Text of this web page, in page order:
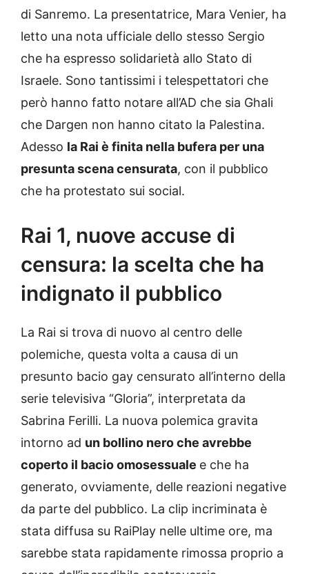
di Sanremo. La presentatrice, Mara Venier, ha
letto una nota ufficiale dello stesso Sergio
che ha espresso solidarietà allo Stato di
Israele. Sono tantissimi i telespettatori che
però hanno fatto notare all’AD che sia Ghali
che Dargen non hanno citato la Palestina.
Adesso la Rai è finita nella bufera per una
presunta scena censurata, con il pubblico
che ha protestato sui social.
Rai 1, nuove accuse di
censura: la scelta che ha
indignato il pubblico
La Rai si trova di nuovo al centro delle
polemiche, questa volta a causa di un
presunto bacio gay censurato all’interno della
serie televisiva “Gloria”, interpretata da
Sabrina Ferilli. La nuova polemica gravita
intorno ad un bollino nero che avrebbe
coperto il bacio omosessuale e che ha
generato, ovviamente, delle reazioni negative
da parte del pubblico. La clip incriminata è
stata diffusa su RaiPlay nelle ultime ore, ma
sarebbe stata rapidamente rimossa proprio a